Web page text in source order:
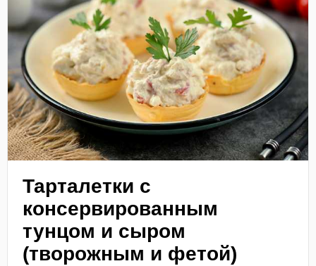
Тарталетки с
консервированным
тунцом и сыром
(творожным и фетой)